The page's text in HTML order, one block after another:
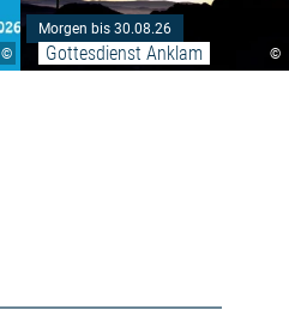
© ©
Morgen bis 30.08.26
Gottesdienst Anklam